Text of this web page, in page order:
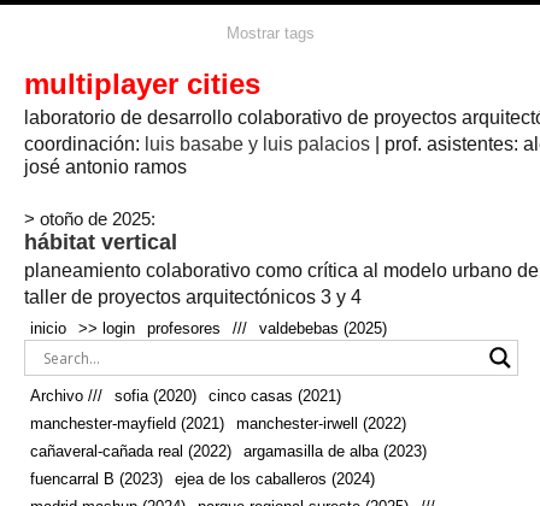
agricultura agricultura circular
arquitectura textil arte artesanía
bicicletas biodiversidad biorrefinería biotecnología bloque lineal
bodega bosque botánica caminos camping campo
cañada
real
canal cañaveral
real
cocina colaboración
autonoma
conectar
cooperativa crecimiento cueva cultivo cultivos deporte
don
quijote
ecosistema ejea de los caballeros
renovables
enterrado espacio social espacio verde
estructura europan fauna
fernández del amo festival fiesta flexibilidad fotomontaje
fuencarral b gastronomía geologia
geometrización curvas de
nivel
grúas habitar hábitat habitat hotel
infraestructura inmigración instalaciones invernadero
laguna línea del tiempo lineal longitudinal
Mostrar tags
multiplayer cities
laboratorio de desarrollo colaborativo de proyectos
coordinación: luis basabe y luis palacios | prof. asistentes:
josé antonio ramos
> otoño de 2025:
hábitat vertical
planeamiento colaborativo como crítica al modelo urbano
taller de proyectos arquitectónicos 3 y 4
inicio >> login profesores /// valdebebas (2025)
Archivo /// sofia (2020)
cinco casas (2021)
manchester-mayfield (2021)
manchester-irwell (2022)
cañaveral-cañada real (2022)
argamasilla de alba (2023)
fuencarral B (2023)
ejea de los caballeros (2024)